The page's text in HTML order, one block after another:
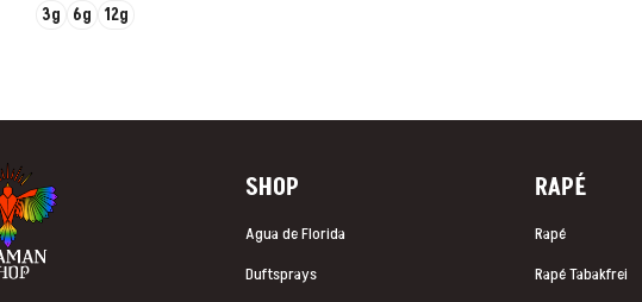
3g 6g 12g
SHOP
Agua de Florida
Duftsprays
RAPÉ
Rapé
Rapé Tabakfrei